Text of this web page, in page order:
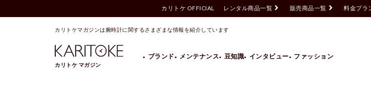
カリトケ OFFICIAL レンタル商品一覧 販売商品一覧 料金プラ
カリトケマガジンは腕時計に関するさまざまな情報を紹介しています
カリトケ マガジン
ブランド メンテナンス 豆知識 インタビュー ファッション